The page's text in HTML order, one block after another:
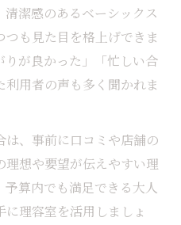
潔感のあるベーシックス
も見た目を格上げできま
りが良かった」「忙しい合
用者の声も多く聞かれま
は、事前に口コミや店舗の
想や要望が伝えやすい理
算内でも満足できる大人
理容室を活用しましょ